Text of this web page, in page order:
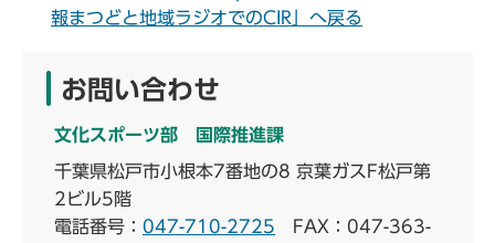
報まつどと地域ラジオでのCIR」へ戻る
お問い合わせ
文化スポーツ部 国際推進課
千葉県松戸市小根本7番地の8 京葉ガスF松戸第
2ビル5階
電話番号： 047-710-2725 FAX：047-363-